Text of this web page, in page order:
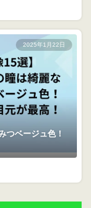
2025年1月22日
つベージュ色！